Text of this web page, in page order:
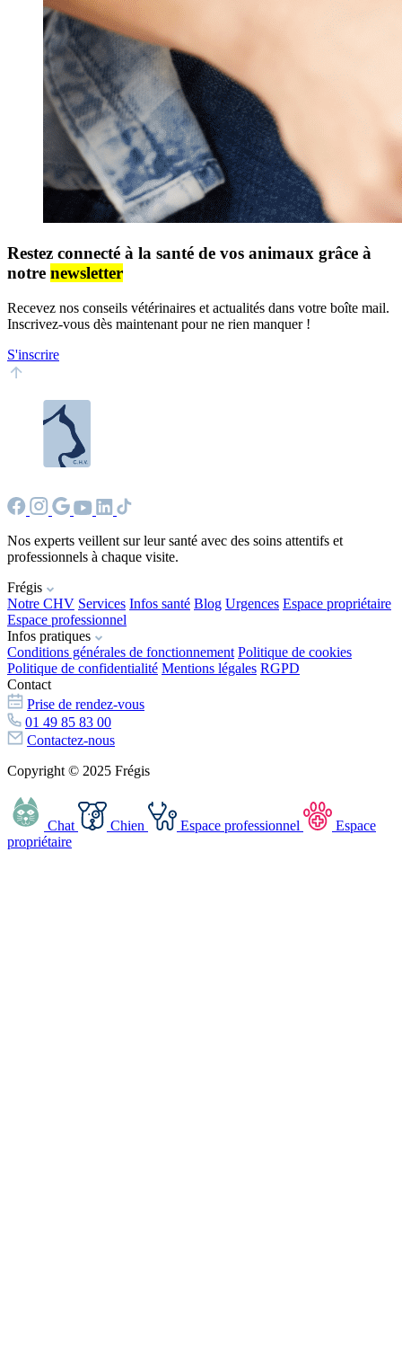
Restez connecté à la santé de vos animaux grâce à
notre newsletter
Recevez nos conseils vétérinaires et actualités dans votre boîte mail.
Inscrivez-vous dès maintenant pour ne rien manquer !
S'inscrire
Nos experts veillent sur leur santé avec des soins attentifs et
professionnels à chaque visite.
Frégis
Notre CHV Services Infos santé Blog Urgences Espace propriétaire
Espace professionnel
Infos pratiques
Conditions générales de fonctionnement Politique de cookies
Politique de confidentialité Mentions légales RGPD
Contact
Prise de rendez-vous
01 49 85 83 00
Contactez-nous
Copyright © 2025 Frégis
Chat Chien Espace professionnel
Espace
propriétaire